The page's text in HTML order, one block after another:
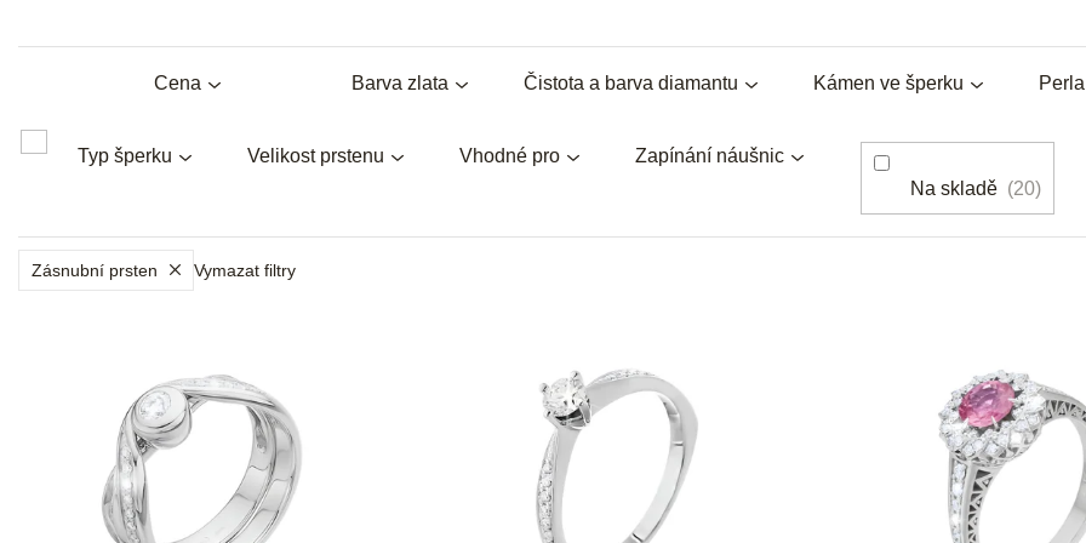
Barva zlata Čistota a barva diamantu Kámen ve šperku
Typ šperku Velikost prstenu Vhodné pro Zapínání náušnic
Cena
Na skladě 20
Zásnubní prsten Vymazat filtry